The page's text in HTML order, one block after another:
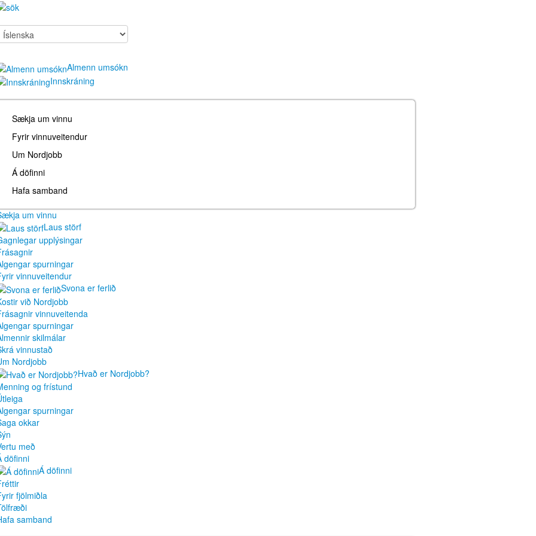
Almenn umsókn
Innskráning
Sækja um vinnu
Fyrir vinnuveitendur
Um Nordjobb
Á döfinni
Hafa samband
um vinnu
Laus störf
upplýsingar
spurningar
vinnuveitendur
Svona er ferlið
við Nordjobb
vinnuveitenda
spurningar
skilmálar
vinnustað
Nordjobb
Hvað er Nordjobb?
og frístund
spurningar
okkar
með
döfinni
Á döfinni
fjölmiðla
samband